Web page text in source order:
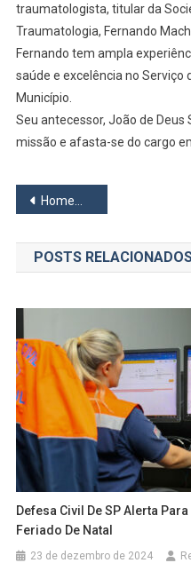
traumatologista, titular da
Traumatologia, Fernando
Fernando tem ampla
saúde e excelência no Serviço
Município.
Seu antecessor, João de Deus
missão e afasta-se do cargo
Navegação
de
Post
Homem que furtava gasolina em Presidente Altino foi preso
POSTS
Defesa Civil De SP Alerta
Feriado De Natal
23 de dezembro de 2024